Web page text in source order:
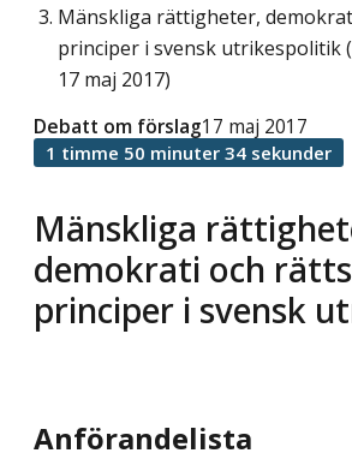
Mänskliga rättigheter,
principer i svensk utrikespolitik
17 maj 2017)
Mänskliga
demokrati och
principer i svensk
Debatt om förslag17 maj 2017
1 timme 50 minuter 34 sekunder
Anförandelista